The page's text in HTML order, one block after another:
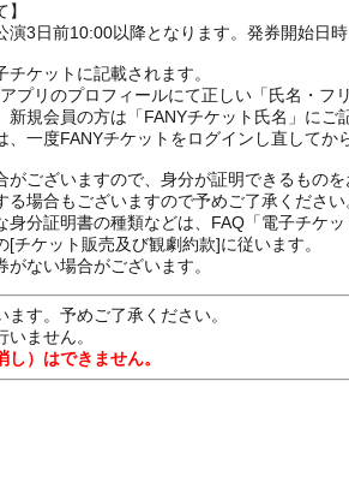
3日前10:00以降となります。発券開始日
ケットに記載されます。
プリのプロフィールにて正しい「氏名・フ
規会員の方は「FANYチケット氏名」にご
、一度FANYチケットをログインし直して
ございますので、身分が証明できるものを
場合もございますので予めご了承ください
分証明書の種類などは、FAQ「電子チケ
ケット販売及び観劇約款]に従います。
ない場合がございます。
す。予めご了承ください。
ません。
）はできません。